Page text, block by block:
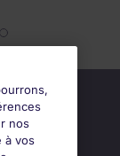
nos
à vos